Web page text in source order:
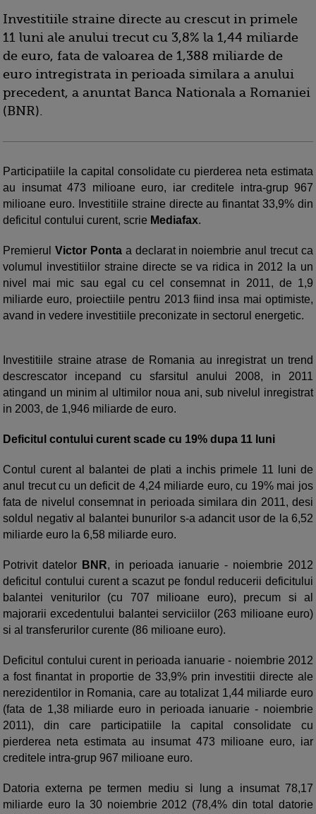
Investitiile straine directe au crescut in primele
11 luni ale anului trecut cu 3,8% la 1,44 miliarde
de euro, fata de valoarea de 1,388 miliarde de
euro intregistrata in perioada similara a anului
precedent, a anuntat Banca Nationala a Romaniei
(BNR).
Participatiile la capital consolidate cu pierderea neta estimata
au insumat 473 milioane euro, iar creditele intra-grup 967
milioane euro. Investitiile straine directe au finantat 33,9% din
deficitul contului curent, scrie Mediafax.
Premierul Victor Pontaa declarat in noiembrie anul trecut ca
volumul investitiilor straine directe se va ridica in 2012 la un
nivel mai mic sau egal cu cel consemnat in 2011, de 1,9
miliarde euro, proiectiile pentru 2013 fiind insa mai optimiste,
avand in vedere investitiile preconizate in sectorul energetic.
Investitiile straine atrase de Romania au inregistrat un trend
descrescator incepand cu sfarsitul anului 2008, in 2011
atingand un minim al ultimilor noua ani, sub nivelul inregistrat
in 2003, de 1,946 miliarde de euro.
Deficitul contului curent scade cu 19% dupa 11 luni
Contul curent al balantei de plati a inchis primele 11 luni de
anul trecut cu un deficit de 4,24 miliarde euro, cu 19% mai jos
fata de nivelul consemnat in perioada similara din 2011, desi
soldul negativ al balantei bunurilor s-a adancit usor de la 6,52
miliarde euro la 6,58 miliarde euro.
Potrivit datelor BNR, in perioada ianuarie - noiembrie 2012
deficitul contului curent a scazut pe fondul reducerii deficitului
balantei veniturilor (cu 707 milioane euro), precum si al
majorarii excedentului balantei serviciilor (263 milioane euro)
si al transferurilor curente (86 milioane euro).
Deficitul contului curent in perioada ianuarie - noiembrie 2012
a fost finantat in proportie de 33,9% prin investitii directe ale
nerezidentilor in Romania, care au totalizat 1,44 miliarde euro
(fata de 1,38 miliarde euro in perioada ianuarie - noiembrie
2011), din care participatiile la capital consolidate cu
pierderea neta estimata au insumat 473 milioane euro, iar
creditele intra-grup 967 milioane euro.
Datoria externa pe termen mediu si lung a insumat 78,17
miliarde euro la 30 noiembrie 2012 (78,4% din total datorie